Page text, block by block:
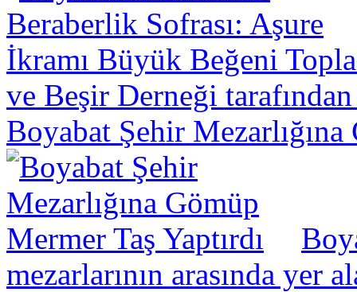
ve Beşir Derneği
Boyabat Şehir Mezarlığına
mezarlarının arasında yer